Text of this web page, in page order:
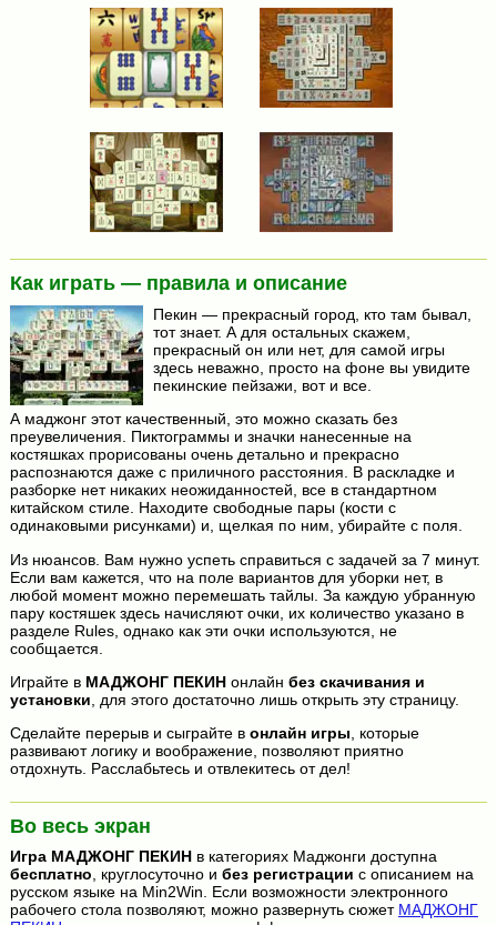
Как играть — правила и описание
Пекин — прекрасный город, кто там бывал,
тот знает. А для остальных скажем,
прекрасный он или нет, для самой игры
здесь неважно, просто на фоне вы увидите
пекинские пейзажи, вот и все.
А маджонг этот качественный, это можно сказать без
преувеличения. Пиктограммы и значки нанесенные на
костяшках прорисованы очень детально и прекрасно
распознаются даже с приличного расстояния. В раскладке и
разборке нет никаких неожиданностей, все в стандартном
китайском стиле. Находите свободные пары (кости с
одинаковыми рисунками) и, щелкая по ним, убирайте с поля.
Из нюансов. Вам нужно успеть справиться с задачей за 7 минут.
Если вам кажется, что на поле вариантов для уборки нет, в
любой момент можно перемешать тайлы. За каждую убранную
пару костяшек здесь начисляют очки, их количество указано в
разделе Rules, однако как эти очки используются, не
сообщается.
Играйте в МАДЖОНГ ПЕКИНонлайн без скачивания и
установки , для этого достаточно лишь открыть эту страницу.
Сделайте перерыв и сыграйте в онлайн игры, которые
развивают логику и воображение, позволяют приятно
отдохнуть. Расслабьтесь и отвлекитесь от дел!
Во весь экран
Игра МАДЖОНГ ПЕКИНв категориях Маджонги доступна
бесплатно, круглосуточно и без регистрации с описанием на
русском языке на Min2Win. Если возможности электронного
рабочего стола позволяют, можно развернуть сюжет МАДЖОНГ